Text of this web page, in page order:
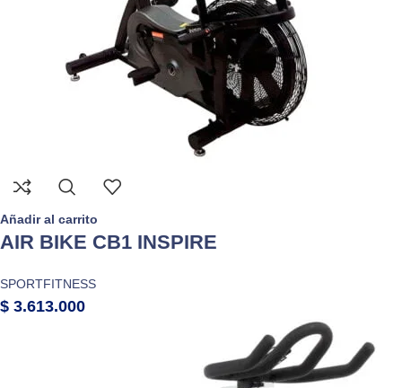
Añadir al carrito
AIR BIKE CB1 INSPIRE
SPORTFITNESS
$ 3.613.000